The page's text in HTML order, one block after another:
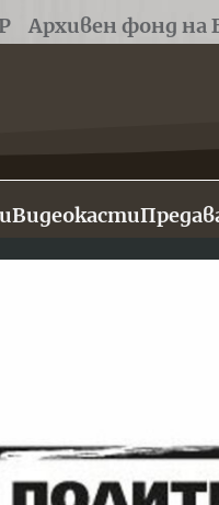
Архивен фонд на
Видеокасти